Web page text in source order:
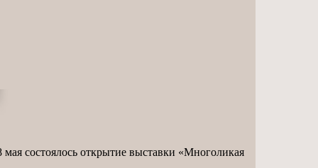
состоялось открытие выставки «Многоликая